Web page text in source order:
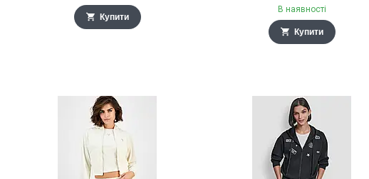
Купити
В наявності
Купити